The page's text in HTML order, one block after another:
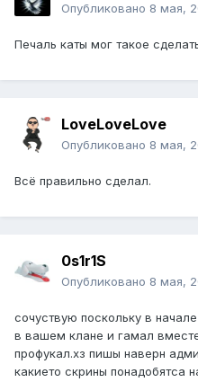
Опубликовано 8 мая,
Печаль каты мог такое
LoveLoveLove
Опубликовано 8 мая,
Всё правильно сделал.
0s1r1S
Опубликовано 8 мая,
сочуствую поскольку в
в вашем клане и гамал
профукал.хз пишы наверн
какието скрины понадобятса